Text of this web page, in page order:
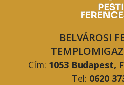
BELVÁROSI
Cím: 1053 Budapest,
Tel: 0620